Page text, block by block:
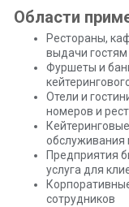
Области
Рестораны,
выдачи
Фуршеты и
Отели и
номеров и
обслуживания
Предприятия
услуга для
сотрудников